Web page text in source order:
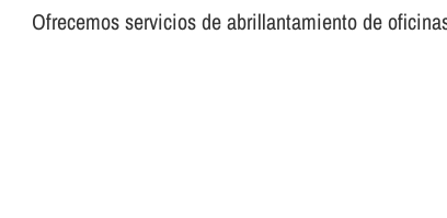
Ofrecemos servicios de abrillantamiento de